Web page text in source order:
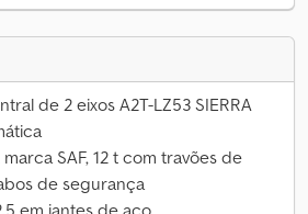
de 2 eixos A2T-LZ53 SIERRA
SAF, 12 t com travões de
de segurança
em jantes de aço